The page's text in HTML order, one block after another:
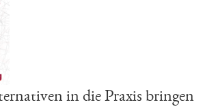
in die Praxis bringen